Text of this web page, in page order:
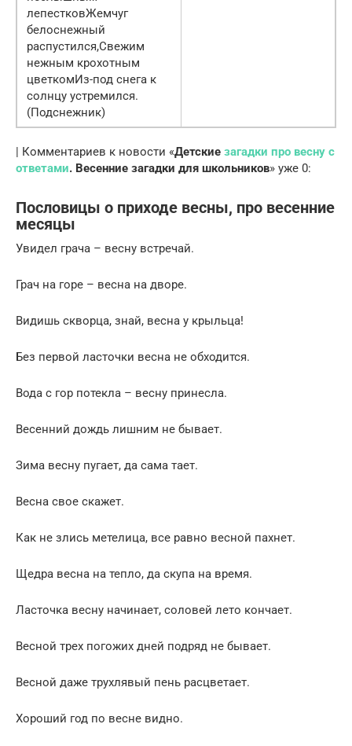
лепестковЖемчуг
белоснежный
распустился,Свежим
нежным крохотным
цветкомИз-под снега к
солнцу устремился.
(Подснежник)
| Комментариев к новости «Детские загадки про весну с
ответами. Весенние загадки для школьников» уже 0:
Пословицы о приходе весны, про весенние
месяцы
Увидел грача – весну встречай.
Грач на горе – весна на дворе.
Видишь скворца, знай, весна у крыльца!
Без первой ласточки весна не обходится.
Вода с гор потекла – весну принесла.
Весенний дождь лишним не бывает.
Зима весну пугает, да сама тает.
Весна свое скажет.
Как не злись метелица, все равно весной пахнет.
Щедра весна на тепло, да скупа на время.
Ласточка весну начинает, соловей лето кончает.
Весной трех погожих дней подряд не бывает.
Весной даже трухлявый пень расцветает.
Хороший год по весне видно.